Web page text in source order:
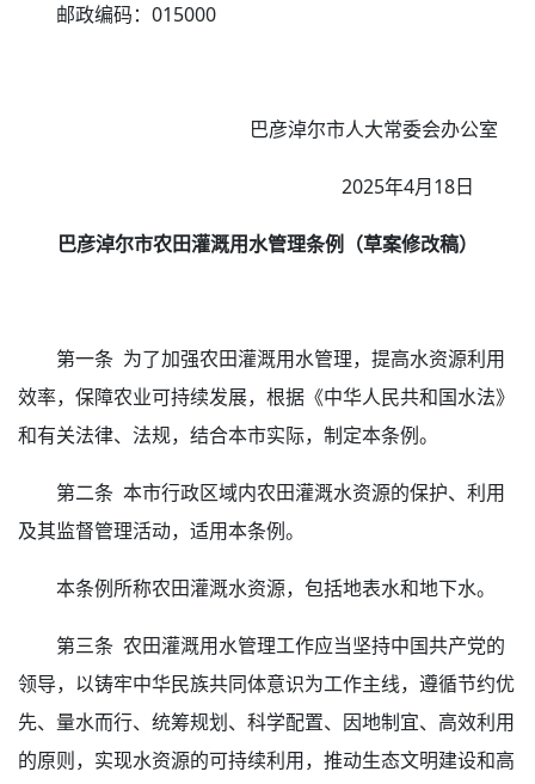
邮政编码：015000
巴彦淖尔市人大常委会办公室
2025年4月18日
巴彦淖尔市农田灌溉用水管理条例 （草案修改稿）
第一条 为了加强农田灌溉用水管理，提高水资源利用
效率，保障农业可持续发展，根据《中华人民共和国水法》
和有关法律、法规，结合本市实际，制定本条例。
第二条 本市行政区域内农田灌溉水资源的保护、利用
及其监督管理活动，适用本条例。
本条例所称农田灌溉水资源，包括地表水和地下水。
第三条 农田灌溉用水管理工作应当坚持中国共产党的
领导，以铸牢中华民族共同体意识为工作主线，遵循节约优
先、量水而行、统筹规划、科学配置、因地制宜、高效利用
的原则，实现水资源的可持续利用，推动生态文明建设和高